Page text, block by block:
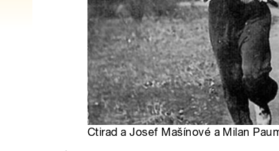
Ctirad a Josef Mašínové a Milan